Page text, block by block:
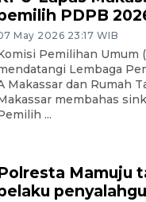
PDPB
May 2026 23:17 WIB
Pemilihan Umum
Lembaga
Makassar dan Rumah
membahas
...
Mamuju
02 April 2026